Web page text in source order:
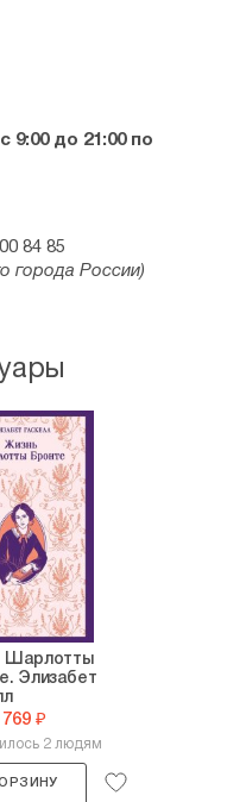
до 21:00 по
84 85
города России)
Шарлотты
Элизабет
769 ₽
2 людям